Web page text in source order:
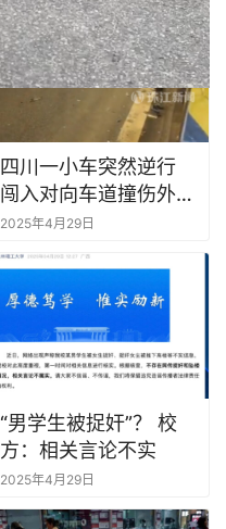
四川一小车突然逆行
闯入对向车道撞伤外卖
员
2025年4月29日
“男学生被捉奸”？ 校
方：相关言论不实
2025年4月29日